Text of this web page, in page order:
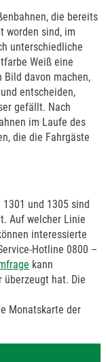
die bereits
worden sind, im
unterschiedliche
Weiß eine
Bild davon machen,
entscheiden,
gefällt. Nach
im Laufe des
die die Fahrgäste
und 1305 sind
Auf welcher Linie
interessierte
Hotline 0800 –
kann
überzeugt hat. Die
Monatskarte der